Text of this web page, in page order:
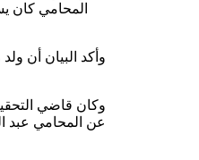
المحامي كان
وأكد البيان أن
وكان قاضي
عن المحامي عبد